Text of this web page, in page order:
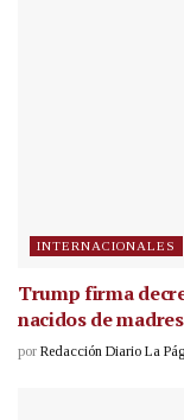
INTERNACIONALES
Trump firma
nacidos de
por Redacción Diario La